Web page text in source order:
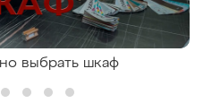
выбрать шкаф